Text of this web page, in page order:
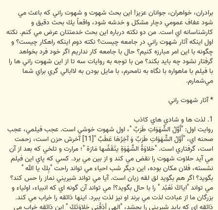
برادران، خواهران، جوانان عزيز! اين بحث شهوت و شهوت راني كه باعث مي
شود عفاف عمومي دچار مشكل و خدشه شود، واقعاً يك بحث دقيق و
كارشناسانه اي است. من دو نكته درباره اين بحث خدمتتان عرض مي كنم. نكته
اول اينكه آثار شهوت راني در جامعه چيست؟ نكته دوم اينكه راهكار چيست؟ و
چگونه با اين امر مبارزه كنيم؟ حال با جامعه كار نداريم اگر خود فرد بخواهد
گرفتار نشود چه بايد بكند؟ من با توجه به روايات سه تا از اين شهوت راني ها را
با فيلم با ماهواره با نگاه به نامحرم، با مايل بودن به لاابالي گري براي شما
مي‌شمارم.
* آثار شهوت راني
1. لذت ها و شادي هاي كاذب
روايت اول: "أَوَّلُ الشَّهَوَاتِ طَرَبٌ "، اول شهوت خوشي است. عجب فيلمي، عجب
صحنه اي، "أَوَّلُ الشَّهَوَاتِ طَرَبٌ وَ آخِرُهَا عَطَبٌ "[11] آخرش حزن است، زحمت
است، گرفتاري است. "حَلاوَةُ الشَّهْوَةِ ينْقَضُها مَارَة "؛ مرارت و تلخي كه بعد از آن
مي آيد حلاوت شهوت را نقض مي كند و از بين مي برد. كسي كه پاي اين فيلم
نشسته، فلان مكان بوده، اين ديگر شب احياء مي تواند راحت "بِكَ يا الله "
بگويد؟ اگر هم بگويد لق لقه زبان است. آيا مي تواند شيريني نماز را حس كند؟
مي تواند "اياكَ نَعْبُد " را با حال بگويد؟! مي تواند آن گونه اي كه انبياء، اولياء و
بزرگان ما از عبادت لذت مي برند او نيز لذت ببرد. اينها ذائقه را خراب مي كند.
ذائقه اي كه بايد شيريني را بچشد، "إلهي أذِقْنِي حَلاوَتَكَ " اين ذائقه خراب مي